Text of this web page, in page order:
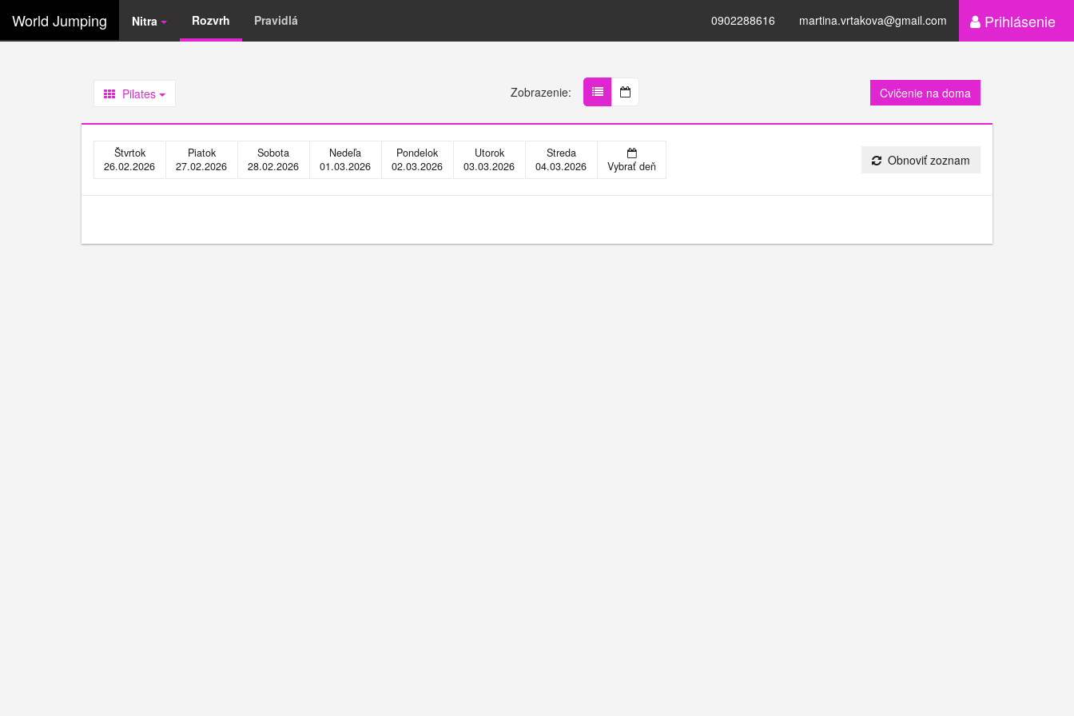
World Jumping Nitra Rozvrh Pravidlá Prihlásenie
0902288616 martina.vrtakova@gmail.com
Pilates Zobrazenie: Cvičenie na doma
Štvrtok
26.02.2026
Piatok
27.02.2026
Sobota
28.02.2026
Nedeľa
01.03.2026
Pondelok
02.03.2026
Utorok
03.03.2026
Streda
04.03.2026
Vybrať deň Obnoviť zoznam